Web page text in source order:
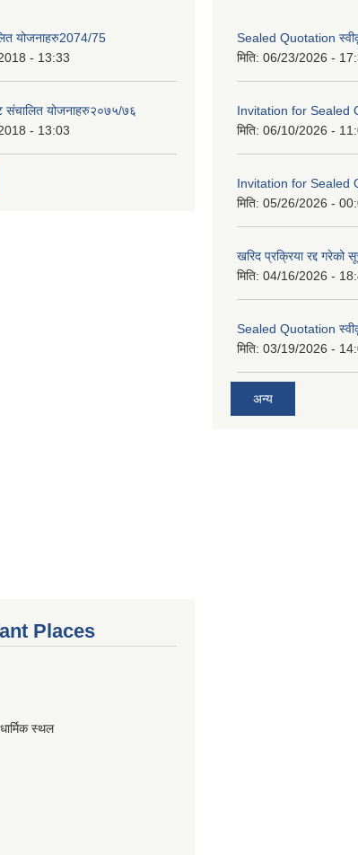
योजनाहरु2074/75
- 13:33
संचालित योजनाहरु२०७५/७६
- 13:03
Sealed Quotation
मिति: 06/23/2026 -
Invitation for Sealed
मिति: 06/10/2026 -
Invitation for Sealed
मिति: 05/26/2026 -
खरिद प्रक्रिया रद्द गरेको
मिति: 04/16/2026 -
Sealed Quotation
मिति: 03/19/2026 -
अन्य
Places
स्थल